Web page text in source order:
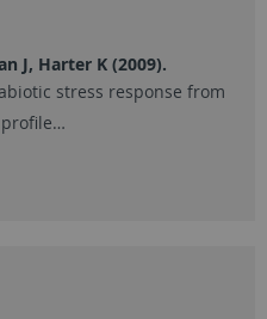
J, Harter K (2009).
stress response from
profile…